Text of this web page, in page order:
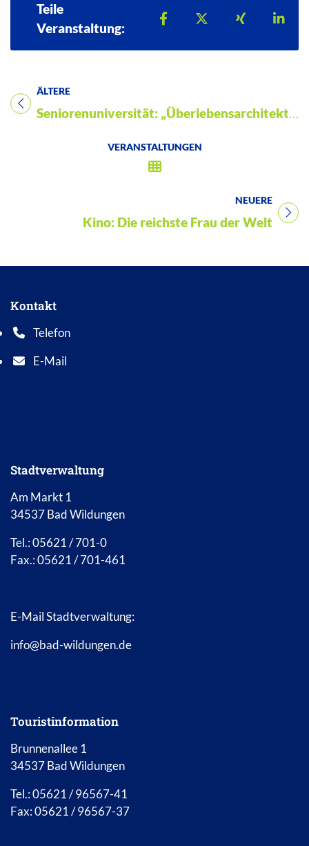
Teile
Veranstaltung:
Teilen auf Facebook
Teilen auf X
Teilen auf
ÄLTERE
Titel für Veranstaltung
Seniorenuniversität: „Überlebensarchitekturen? Der Bunker als Thema der Kunst“
VERANSTALTUNGEN
NEUERE
Titel für Veranstaltung
Kino: Die reichste Frau der Welt
Kontakt
Telefon
Telefonnummer: 0 5 6 2 1 7 0 1 0
E-Mail
E-Mail Adresse: info@bad-wildungen.de
Stadtverwaltung
Am Markt 1
34537 Bad Wildungen
Tel.: 05621 / 701-0
Fax.: 05621 / 701-461
E-Mail Stadtverwaltung:
info@bad-wildungen.de
Touristinformation
Brunnenallee 1
34537 Bad Wildungen
Tel.: 05621 / 96567-41
Fax: 05621 / 96567-37